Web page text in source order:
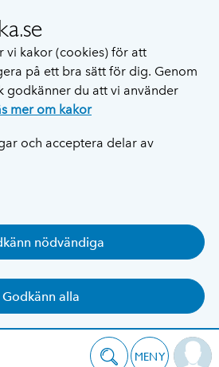
vi kakor (cookies) för att
på ett bra sätt för dig. Genom
godkänner du att vi använder
mer om kakor
och acceptera delar av
nödvändiga
Godkänn alla
MENY